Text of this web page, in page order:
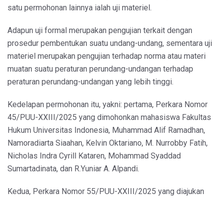
satu permohonan lainnya ialah uji materiel.
Adapun uji formal merupakan pengujian terkait dengan
prosedur pembentukan suatu undang-undang, sementara uji
materiel merupakan pengujian terhadap norma atau materi
muatan suatu peraturan perundang-undangan terhadap
peraturan perundang-undangan yang lebih tinggi.
Kedelapan permohonan itu, yakni: pertama, Perkara Nomor
45/PUU-XXIII/2025 yang dimohonkan mahasiswa Fakultas
Hukum Universitas Indonesia, Muhammad Alif Ramadhan,
Namoradiarta Siaahan, Kelvin Oktariano, M. Nurrobby Fatih,
Nicholas Indra Cyrill Kataren, Mohammad Syaddad
Sumartadinata, dan R.Yuniar A. Alpandi.
Kedua, Perkara Nomor 55/PUU-XXIII/2025 yang diajukan